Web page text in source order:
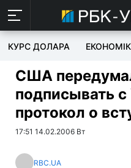
КУРС ДОЛАРА
США
подписывать
протокол о
17:51 14.02.2006 Вт
RBC.UA